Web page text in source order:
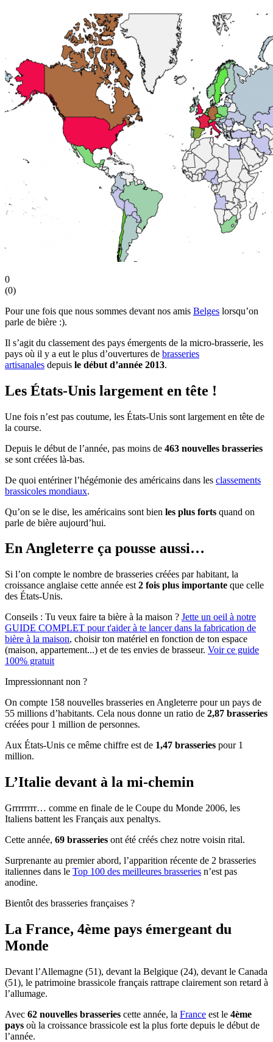
0
(0)
Pour une fois que nous sommes devant nos amis Belges lorsqu’on
parle de bière :).
Il s’agit du classement des pays émergents de la micro-brasserie, les
pays où il y a eut le plus d’ouvertures de brasseries
artisanales depuis le début d’année 2013.
Les États-Unis largement en tête !
Une fois n’est pas coutume, les États-Unis sont largement en tête de
la course.
Depuis le début de l’année, pas moins de 463 nouvelles brasseries
se sont créées là-bas.
De quoi entériner l’hégémonie des américains dans les classements
brassicoles mondiaux.
Qu’on se le dise, les américains sont bien les plus forts quand on
parle de bière aujourd’hui.
En Angleterre ça pousse aussi…
Si l’on compte le nombre de brasseries créées par habitant, la
croissance anglaise cette année est 2 fois plus importante que celle
des États-Unis.
Conseils : Tu veux faire ta bière à la maison ? Jette un oeil à notre
GUIDE COMPLET pour t'aider à te lancer dans la fabrication de
bière à la maison, choisir ton matériel en fonction de ton espace
(maison, appartement...) et de tes envies de brasseur. Voir ce guide
100% gratuit
Impressionnant non ?
On compte 158 nouvelles brasseries en Angleterre pour un pays de
55 millions d’habitants. Cela nous donne un ratio de 2,87 brasseries
créées pour 1 million de personnes.
Aux États-Unis ce même chiffre est de 1,47 brasseries pour 1
million.
L’Italie devant à la mi-chemin
Grrrrrrrr… comme en finale de le Coupe du Monde 2006, les
Italiens battent les Français aux penaltys.
Cette année, 69 brasseries ont été créés chez notre voisin rital.
Surprenante au premier abord, l’apparition récente de 2 brasseries
italiennes dans le Top 100 des meilleures brasseries n’est pas
anodine.
Bientôt des brasseries françaises ?
La France, 4ème pays émergeant du
Monde
Devant l’Allemagne (51), devant la Belgique (24), devant le Canada
(51), le patrimoine brassicole français rattrape clairement son retard à
l’allumage.
Avec 62 nouvelles brasseries cette année, la France est le 4ème
pays où la croissance brassicole est la plus forte depuis le début de
l’année.